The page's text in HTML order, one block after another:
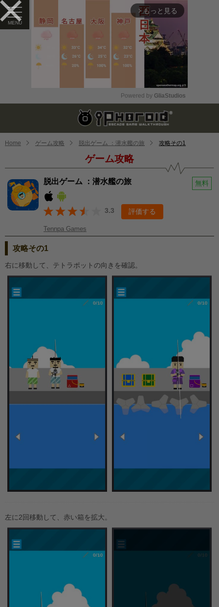
arrow_forward_ios もっと見る
Mute
Powered by GliaStudios
Home ゲーム攻略 脱出ゲーム ：潜水艦の旅 攻略その1
ゲーム攻略
脱出ゲーム ：潜水艦の旅 無料
3.3 評価する
Tennpa Games
攻略その1
右に移動して、テトラポットの向きを確認。
左に2回移動して、赤い箱を拡大。